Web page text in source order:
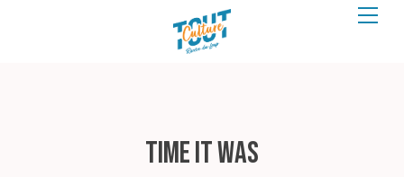
Time It Was